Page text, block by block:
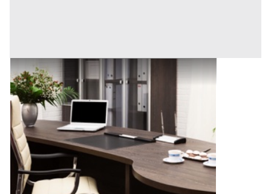
Uffici e Studi Privati all'asta a Padova
Padova (Padova)
Offerta minima
234.000 € 312.000 €
Codice asta:AI3357900
Asta chiusa
1 4